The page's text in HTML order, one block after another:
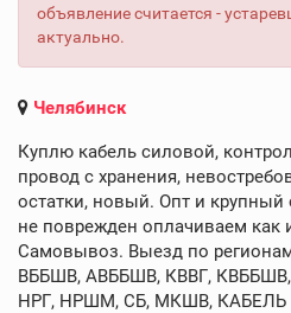
объявление считается -
актуально.
Челябинск
Куплю кабель силовой,
провод с хранения,
остатки, новый. Опт и крупный
не поврежден оплачиваем как
Самовывоз. Выезд по
ВББШВ, АВББШВ, КВВГ,
НРГ, НРШМ, СБ, МКШВ, КАБЕЛЬ